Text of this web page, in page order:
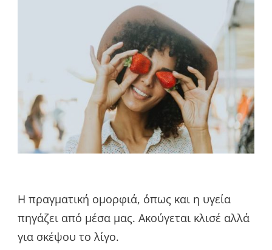
Η πραγματική ομορφιά, όπως και η υγεία
πηγάζει από μέσα μας. Ακούγεται κλισέ αλλά
για σκέψου το λίγο.